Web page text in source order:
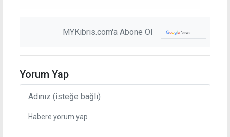
MYKibris.com'a Abone Ol
Yorum Yap